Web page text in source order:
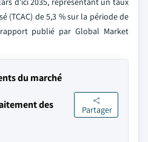
(TCAC) de 5,3 % sur la période de
publié par Global Market
du marché
des Partager